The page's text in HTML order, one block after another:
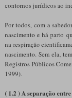
contornos jurídicos ao
Por todos, com a
nascimento e há parto
na respiração
nascimento. Sem ela,
Registros Públicos
1999).
( 1.2 ) A separação